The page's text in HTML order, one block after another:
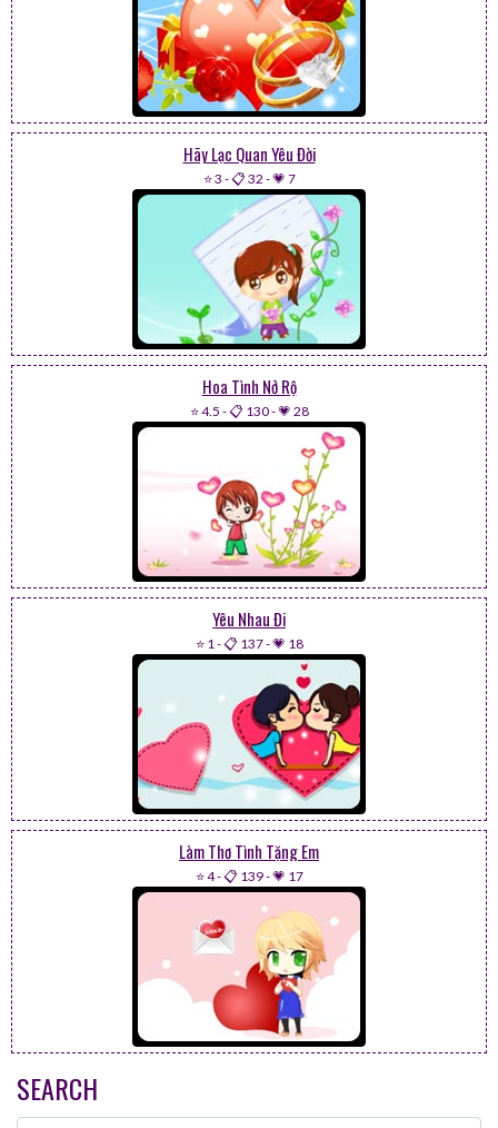
Hãy Lạc Quan Yêu Đời
⭐ 3 -📋 32 -💗 7
Hoa Tình Nở Rộ
⭐ 4.5 -📋 130-💗 28
Yêu Nhau Đi
⭐ 1-📋 137-💗 18
Làm Thơ Tình Tặng Em
⭐ 4-📋 139-💗 17
SEARCH